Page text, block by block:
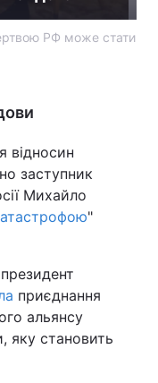
РФ може стати
відносин
заступник
Михайло
"
приєднання
альянсу
яку становить